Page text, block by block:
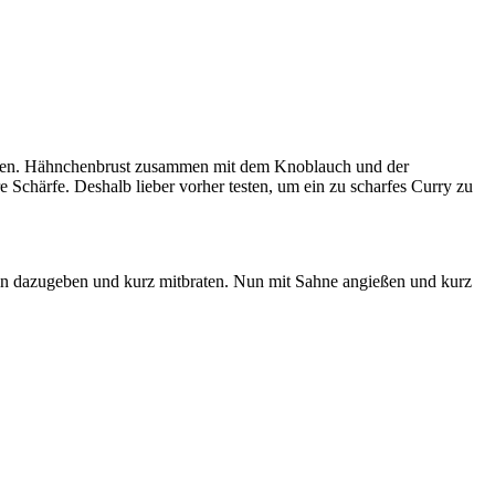
Hähnchenbrust zusammen mit dem Knoblauch und der
Deshalb lieber vorher testen, um ein zu scharfes Curry zu
und kurz mitbraten. Nun mit Sahne angießen und kurz